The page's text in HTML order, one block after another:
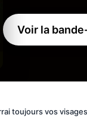
Voir la
toujours vos visages